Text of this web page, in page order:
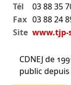
Tél
03 88 35
Fax 03 88 24
Site www.tjp-
CDNEJ de
public depuis